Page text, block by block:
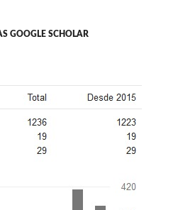
GOOGLE SCHOLAR